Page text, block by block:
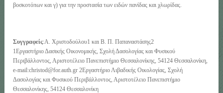
βοσκοτόπων και γ) για την προστασία των ειδών πανίδας και χλωρίδας.
Συγγραφείς:Α. Χριστοδούλου1 και Β. Π. Παπαναστάσης2
1Εργαστήριο Δασικής Οικονομικής, Σχολή Δασολογίας και Φυσικού
Περιβάλλοντος, Αριστοτέλειο Πανεπιστήμιο Θεσσαλονίκης, 54124 Θεσσαλονίκη,
e-mail:christod@for.auth.gr 2Εργαστήριο Λιβαδικής Οικολογίας, Σχολή
Δασολογίας και Φυσικού Περιβάλλοντος, Αριστοτέλειο Πανεπιστήμιο
Θεσσαλονίκης, 54124 Θεσσαλονίκη